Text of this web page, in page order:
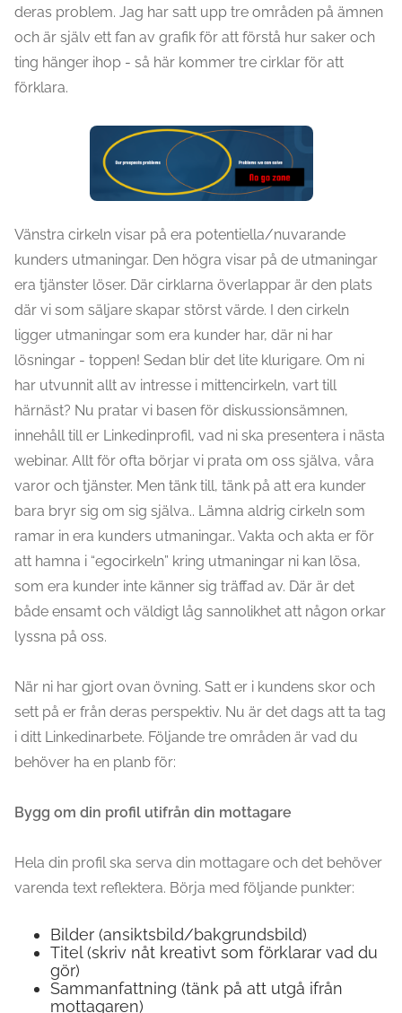
deras problem. Jag har satt upp tre områden på ämnen
och är själv ett fan av grafik för att förstå hur saker och
ting hänger ihop - så här kommer tre cirklar för att
förklara.
Vänstra cirkeln visar på era potentiella/nuvarande
kunders utmaningar. Den högra visar på de utmaningar
era tjänster löser. Där cirklarna överlappar är den plats
där vi som säljare skapar störst värde. I den cirkeln
ligger utmaningar som era kunder har, där ni har
lösningar - toppen! Sedan blir det lite klurigare. Om ni
har utvunnit allt av intresse i mittencirkeln, vart till
härnäst? Nu pratar vi basen för diskussionsämnen,
innehåll till er Linkedinprofil, vad ni ska presentera i nästa
webinar. Allt för ofta börjar vi prata om oss själva, våra
varor och tjänster. Men tänk till, tänk på att era kunder
bara bryr sig om sig själva.. Lämna aldrig cirkeln som
ramar in era kunders utmaningar.. Vakta och akta er för
att hamna i “egocirkeln” kring utmaningar ni kan lösa,
som era kunder inte känner sig träffad av. Där är det
både ensamt och väldigt låg sannolikhet att någon orkar
lyssna på oss.
När ni har gjort ovan övning. Satt er i kundens skor och
sett på er från deras perspektiv. Nu är det dags att ta tag
i ditt Linkedinarbete. Följande tre områden är vad du
behöver ha en planb för:
Bygg om din profil utifrån din mottagare
Hela din profil ska serva din mottagare och det behöver
varenda text reflektera. Börja med följande punkter:
Bilder (ansiktsbild/bakgrundsbild)
Titel (skriv nåt kreativt som förklarar vad du
gör)
Sammanfattning (tänk på att utgå ifrån
mottagaren)